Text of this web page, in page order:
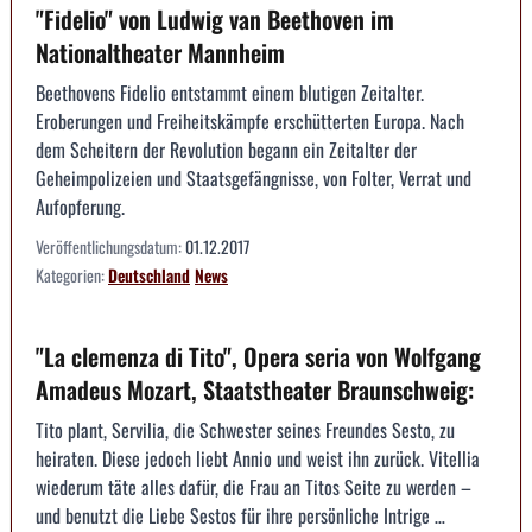
"Fidelio" von Ludwig van Beethoven im
Nationaltheater Mannheim
Beethovens Fidelio entstammt einem blutigen Zeitalter.
Eroberungen und Freiheitskämpfe erschütterten Europa. Nach
dem Scheitern der Revolution begann ein Zeitalter der
Geheimpolizeien und Staatsgefängnisse, von Folter, Verrat und
Aufopferung.
Veröffentlichungsdatum:01.12.2017
Kategorien:DeutschlandNews
"La clemenza di Tito", Opera seria von Wolfgang
Amadeus Mozart, Staatstheater Braunschweig:
Tito plant, Servilia, die Schwester seines Freundes Sesto, zu
heiraten. Diese jedoch liebt Annio und weist ihn zurück. Vitellia
wiederum täte alles dafür, die Frau an Titos Seite zu werden –
und benutzt die Liebe Sestos für ihre persönliche Intrige …